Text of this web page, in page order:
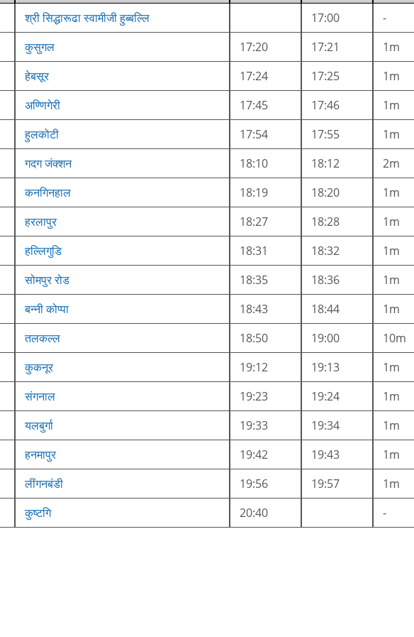
श्री सिद्धारूढा स्वामीजी हुब्बल्लि 17:00 -
कुसुगल 17:20 17:21 1m
हेबसूर 17:24 17:25 1m
अण्णिगेरी 17:45 17:46 1m
हुलकोटी 17:54 17:55 1m
गदग जंक्शन 18:10 18:12 2m
कनगिनहाल 18:19 18:20 1m
हरलापुर 18:27 18:28 1m
हल्लिगुडि 18:31 18:32 1m
सोमपुर रोड 18:35 18:36 1m
बन्नी कोप्पा 18:43 18:44 1m
तलकल्ल 18:50 19:00 10m
कुकनूर 19:12 19:13 1m
संगनाल 19:23 19:24 1m
यलबुर्गा 19:33 19:34 1m
हनमापुर 19:42 19:43 1m
लींगनबंडी 19:56 19:57 1m
कुष्टगि 20:40 -